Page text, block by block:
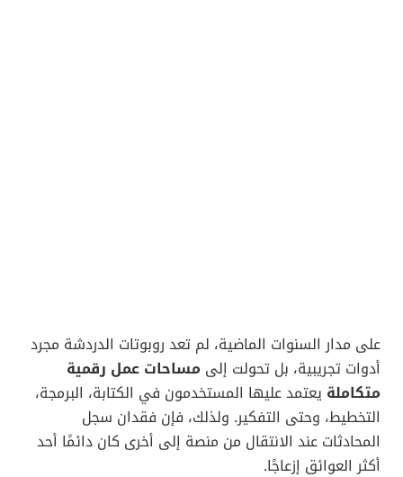
على مدار السنوات الماضية، لم تعد روبوتات الدردشة مجرد
أدوات تجريبية، بل تحولت إلى مساحات عمل رقمية
متكاملة يعتمد عليها المستخدمون في الكتابة، البرمجة،
التخطيط، وحتى التفكير. ولذلك، فإن فقدان سجل
المحادثات عند الانتقال من منصة إلى أخرى كان دائمًا أحد
أكثر العوائق إزعاجًا.